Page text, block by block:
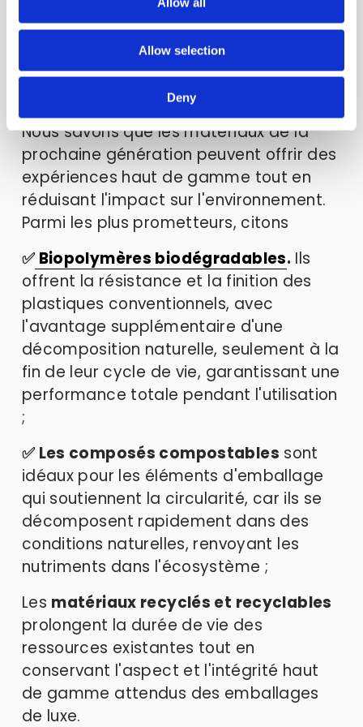
Allow selection
Deny
Les marques de soins de la peau les
preuve de qualité et de responsabilité.
Nous savons que les matériaux de la
prochaine génération peuvent offrir des
expériences haut de gamme tout en
réduisant l'impact sur l'environnement.
Parmi les plus prometteurs, citons
✅Biopolymères biodégradables. Ils
offrent la résistance et la finition des
plastiques conventionnels, avec
l'avantage supplémentaire d'une
décomposition naturelle, seulement à la
fin de leur cycle de vie, garantissant une
performance totale pendant l'utilisation
;
✅ Les composés compostables sont
idéaux pour les éléments d'emballage
qui soutiennent la circularité, car ils se
décomposent rapidement dans des
conditions naturelles, renvoyant les
nutriments dans l'écosystème ;
Les matériaux recyclés et recyclables
prolongent la durée de vie des
ressources existantes tout en
conservant l'aspect et l'intégrité haut
de gamme attendus des emballages
de luxe.